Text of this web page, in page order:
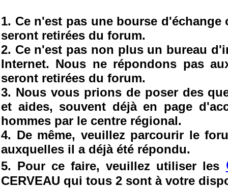
1. Ce n'est pas une bourse
seront retirées du forum.
2. Ce n'est pas non plus un bureau
Internet. Nous ne répondons pas
seront retirées du forum.
3. Nous vous prions de poser des
et aides, souvent déjà en page
hommes par le centre régional.
4. De même, veuillez parcourir le
auxquelles il a déjà été répondu.
5. Pour ce faire, veuillez utiliser les
CERVEAU qui tous 2 sont à votre